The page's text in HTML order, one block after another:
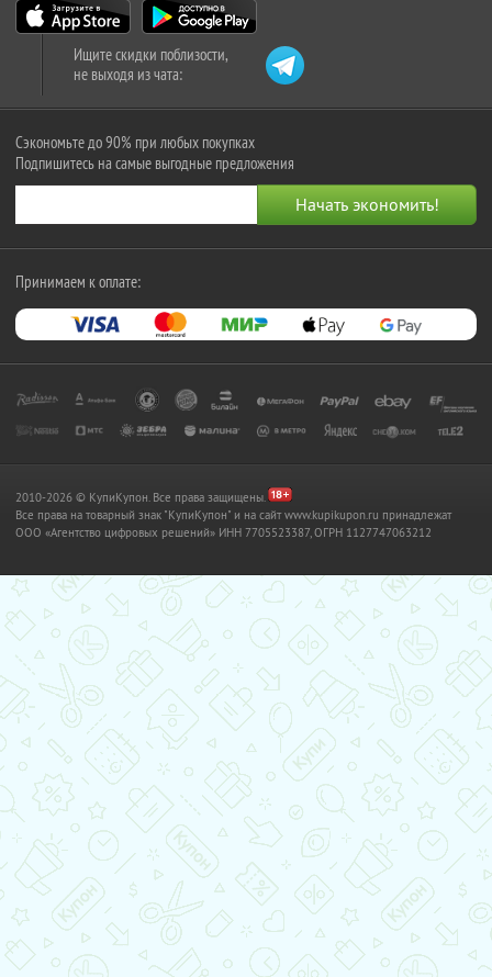
Ищите скидки поблизости,
не выходя из чата:
Сэкономьте до 90% при любых покупках
Подпишитесь на самые выгодные предложения
Принимаем к оплате:
2010-2026 © КупиКупон. Все права защищены.
Все права на товарный знак "КупиКупон" и на сайт www.kupikupon.ru принадлежат
OOO «Агентство цифровых решений» ИНН 7705523387, ОГРН 1127747063212